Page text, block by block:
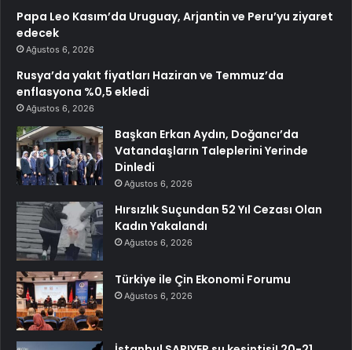
Papa Leo Kasım’da Uruguay, Arjantin ve Peru’yu ziyaret
edecek
Ağustos 6, 2026
Rusya’da yakıt fiyatları Haziran ve Temmuz’da
enflasyona %0,5 ekledi
Ağustos 6, 2026
Başkan Erkan Aydın, Doğancı’da
Vatandaşların Taleplerini Yerinde
Dinledi
Ağustos 6, 2026
Hırsızlık Suçundan 52 Yıl Cezası Olan
Kadın Yakalandı
Ağustos 6, 2026
Türkiye ile Çin Ekonomi Forumu
Ağustos 6, 2026